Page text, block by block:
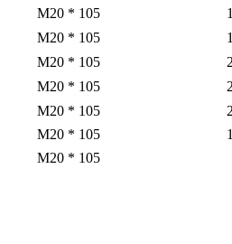
M20 * 105
M20 * 105
M20 * 105
M20 * 105
M20 * 105
M20 * 105
M20 * 105